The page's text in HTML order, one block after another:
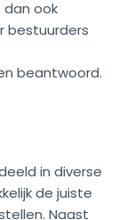
dan ook
bestuurders
beantwoord.
in diverse
de juiste
Naast